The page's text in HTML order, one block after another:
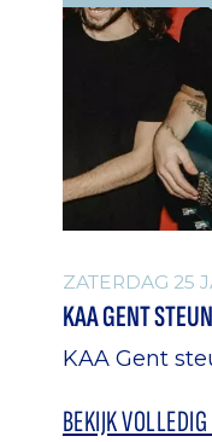
ZATERDAG 25
KAA GENT
KAA Gent
BEKIJK